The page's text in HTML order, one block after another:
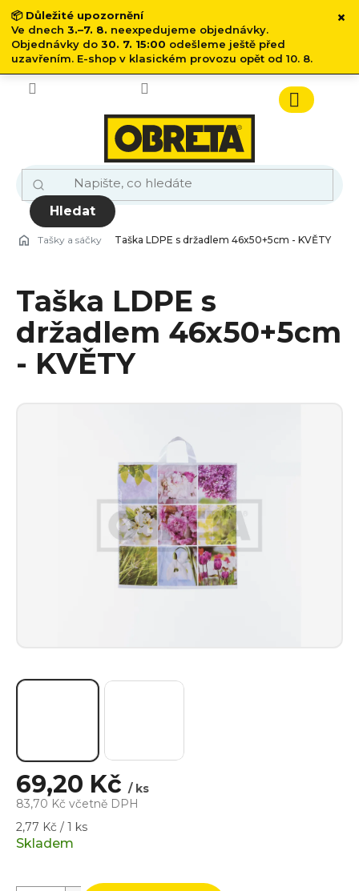
📦 Důležité upozornění
Ve dnech 3.–7. 8. neexpedujeme objednávky.
Objednávky do 30. 7. 15:00 odešleme ještě před
uzavřením. E-shop v klasickém provozu opět od 10. 8.
×
Přejít
obsah
Hledat
Nákupní
košík
Tašky a sáčky Taška LDPE s držadlem 46x50+5cm - KVĚTY
Taška LDPE s
držadlem 46x50+5cm
- KVĚTY
69,20 Kč / ks
83,70 Kč včetně DPH
Měrná
cena:
2,77 Kč / 1 ks
Skladem